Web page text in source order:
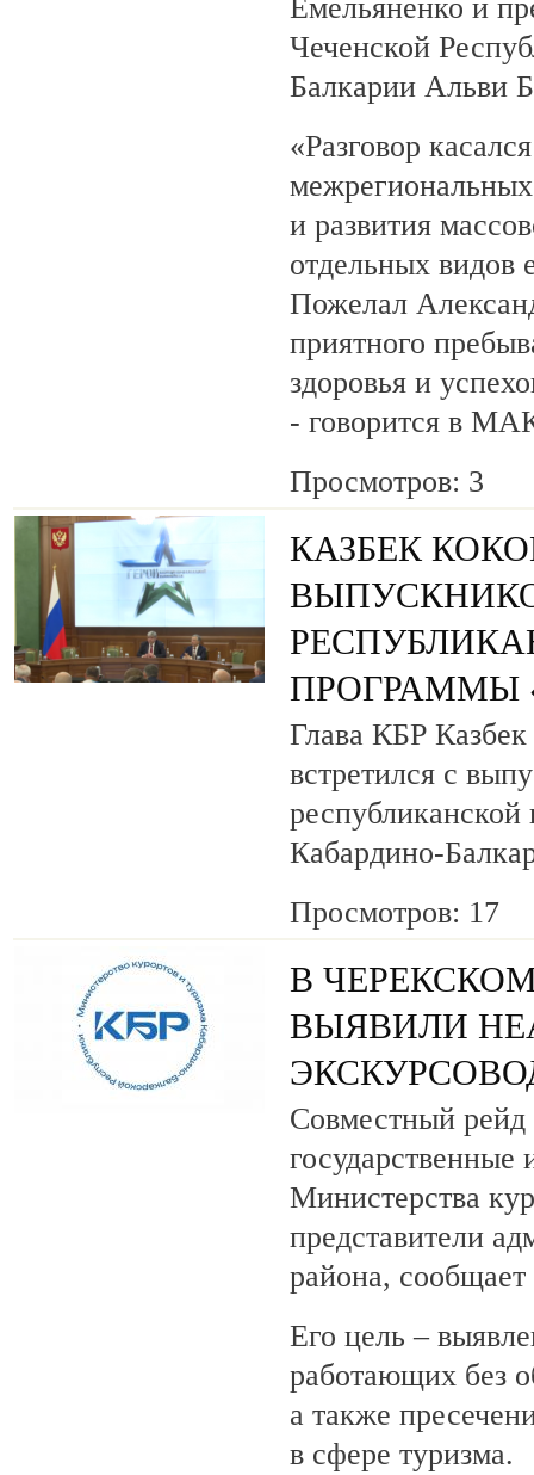
Емельяненко и
Чеченской
Балкарии Альви
«Разговор
и развития
отдельных видов
Пожелал
приятного
здоровья и
- говорится в
Просмотров: 3
КАЗБЕК
ПРОГРАММЫ
Глава КБР Казбек
встретился с
Кабардино-
Просмотров: 17
В
ВЫЯВИЛИ
Совместный рейд
государственные
Министерства
представители
района,
Его цель –
работающих без
а также
в сфере туризма.